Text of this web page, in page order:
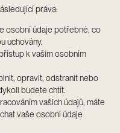
práva:
osobní údaje potřebné, co
uchovány.
k vašim osobním
opravit, odstranit nebo
budete chtít.
vašich údajů, máte
vaše osobní údaje